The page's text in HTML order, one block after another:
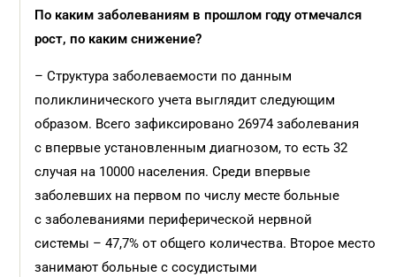
По каким заболеваниям в прошлом году отмечался
рост, по каким снижение?
– Структура заболеваемости по данным
поликлинического учета выглядит следующим
образом. Всего зафиксировано 26974 заболевания
с впервые установленным диагнозом, то есть 32
случая на 10000 населения. Среди впервые
заболевших на первом по числу месте больные
с заболеваниями периферической нервной
системы – 47,7% от общего количества. Второе место
занимают больные с сосудистыми